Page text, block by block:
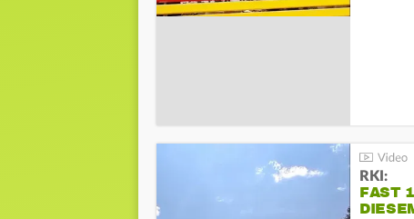
RKI:
FAST